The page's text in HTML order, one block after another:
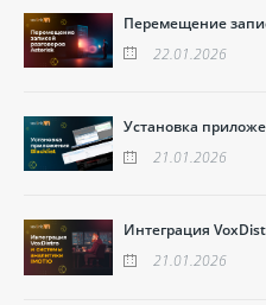
Перемещение
22.01.2026
Установка
21.01.2026
Интеграция
21.01.2026